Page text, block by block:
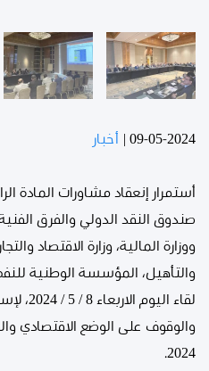
09-05-2024 أخبار
صندوق النقد الدولي والفرق
ووزارة المالية، وزارة الاقتصاد
والتأهيل، المؤسسة الوطنية
لقاء
والوقوف على الوضع الاقتصادي
2024.